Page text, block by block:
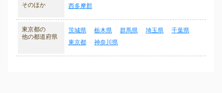
そのほか 西多摩郡
東京都の
他の都道府県
茨城県 栃木県 群馬県 埼玉県
千葉県
東京都
神奈川県